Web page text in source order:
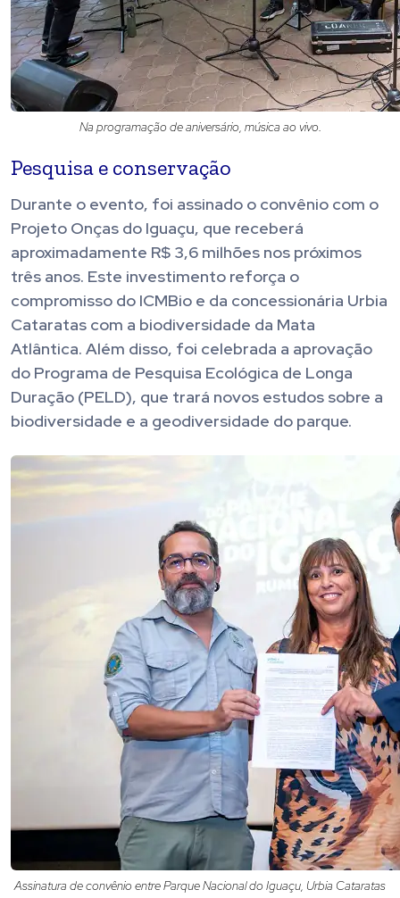
Na programação de aniversário, música ao vivo.
Pesquisa e conservação
Durante o evento, foi assinado o convênio com o
Projeto Onças do Iguaçu, que receberá
aproximadamente R$ 3,6 milhões nos próximos
três anos. Este investimento reforça o
compromisso do ICMBio e da concessionária Urbia
Cataratas com a biodiversidade da Mata
Atlântica. Além disso, foi celebrada a aprovação
do Programa de Pesquisa Ecológica de Longa
Duração (PELD), que trará novos estudos sobre a
biodiversidade e a geodiversidade do parque.
Assinatura de convênio entre Parque Nacional do Iguaçu, Urbia Cataratas